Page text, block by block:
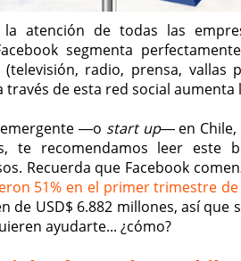
atención de todas las
segmenta
radio, prensa,
de esta red social aumenta
―o start up― en Chile,
te recomendamos leer este
Recuerda que Facebook
51% en el primer trimestre
de USD$ 6.882 millones, así
ayudarte... ¿cómo?